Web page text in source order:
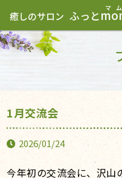
癒しのサロン ふっと
1月交流会
2026/01/24
今年初の交流会に、沢山